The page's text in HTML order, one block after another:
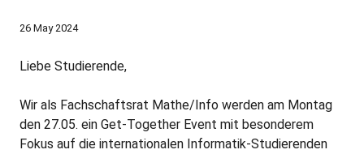
26 May 2024
Liebe Studierende,
Wir als Fachschaftsrat Mathe/Info werden am Montag
den 27.05. ein Get-Together Event mit besonderem
Fokus auf die internationalen Informatik-Studierenden